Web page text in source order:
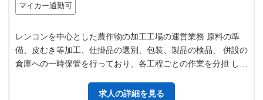
マイカー通勤可
レンコンを中心とした農作物の加工工場の運営業務 原料の準
備、皮むき等加工、仕掛品の選別、包装、製品の検品、 併設の
倉庫への一時保管を行っており、各工程ごとの作業を分担 して
求人の詳細を見る